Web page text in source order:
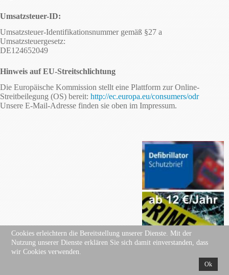
Umsatzsteuer-ID:
Umsatzsteuer-Identifikationsnummer gemäß §27 a
Umsatzsteuergesetz:
DE124652049
Hinweis auf EU-Streitschlichtung
Die Europäische Kommission stellt eine Plattform zur Online-
Streitbeilegung (OS) bereit: http://ec.europa.eu/consumers/odr
Unsere E-Mail-Adresse finden sie oben im Impressum.
Cookies erleichtern die Bereitstellung unserer Dienste. Mit der
Nutzung unserer Dienste erklären Sie sich damit einverstanden, dass
wir Cookies verwenden.
Ok